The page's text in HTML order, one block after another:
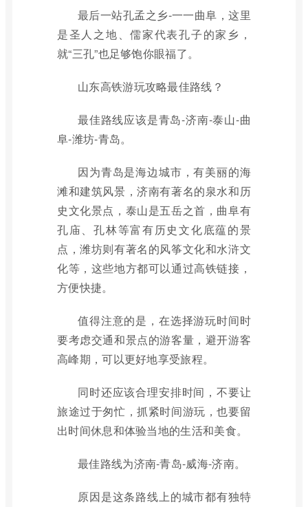
最后一站孔孟之乡-一一曲阜，这里
是圣人之地、儒家代表孔子的家乡，
就“三孔”也足够饱你眼福了。
山东高铁游玩攻略最佳路线？
最佳路线应该是青岛-济南-泰山-曲
阜-潍坊-青岛。
因为青岛是海边城市，有美丽的海
滩和建筑风景，济南有著名的泉水和历
史文化景点，泰山是五岳之首，曲阜有
孔庙、孔林等富有历史文化底蕴的景
点，潍坊则有著名的风筝文化和水浒文
化等，这些地方都可以通过高铁链接，
方便快捷。
值得注意的是，在选择游玩时间时
要考虑交通和景点的游客量，避开游客
高峰期，可以更好地享受旅程。
同时还应该合理安排时间，不要让
旅途过于匆忙，抓紧时间游玩，也要留
出时间休息和体验当地的生活和美食。
最佳路线为济南-青岛-威海-济南。
原因是这条路线上的城市都有独特